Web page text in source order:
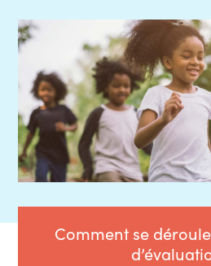
Comment se